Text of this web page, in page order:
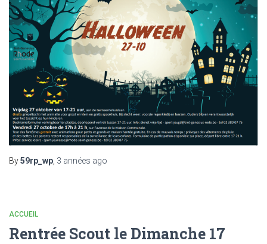
By59rp_wp 3 années ago
ACCUEIL
Rentrée Scout le Dimanche 17